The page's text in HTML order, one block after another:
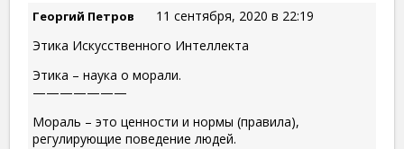
Георгий Петров
11 сентября, 2020 в 22:19
Этика Искусственного Интеллекта
Этика – наука о морали.
———————
Мораль – это ценности и нормы (правила),
регулирующие поведение людей.